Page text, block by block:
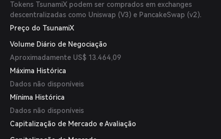
Tokens TsunamiX podem ser comprados em exchanges
descentralizadas como Uniswap (V3) e PancakeSwap (v2).
Preço do TsunamiX
Volume Diário de Negociação
Aproximadamente US$ 13.464,09
Máxima Histórica
Dados não disponíveis
Mínima Histórica
Dados não disponíveis
Capitalização de Mercado e Avaliação